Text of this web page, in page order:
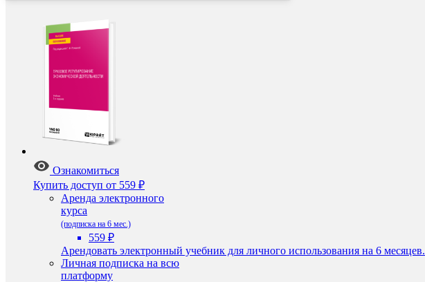
Ознакомиться
Купить доступ от 559 ₽
Аренда электронного
курса
(подписка на 6 мес.)
559 ₽
Арендовать электронный учебник для личного использования на 6 месяцев.
Личная подписка на всю
платформу